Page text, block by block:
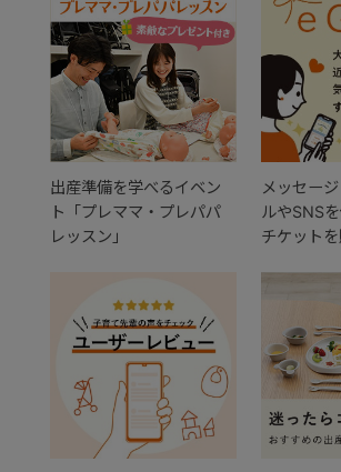
出産準備を学べるイベン
ト「プレママ・プレパパ
レッスン」
メッセー
ルやSNS
チケットを